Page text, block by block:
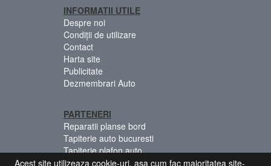
INFORMATII UTILE
Despre noi
Condiții de utilizare
Contact
Harta site
Publicitate
Dezmembrari Auto
PARTENERI
Reparatii planse bord
Tapiterie auto bucuresti
Tapiterie plafon auto
Centuri siguranta colorate
Acest site utilizeaza cookie-uri, asa cum fac majoritatea site-